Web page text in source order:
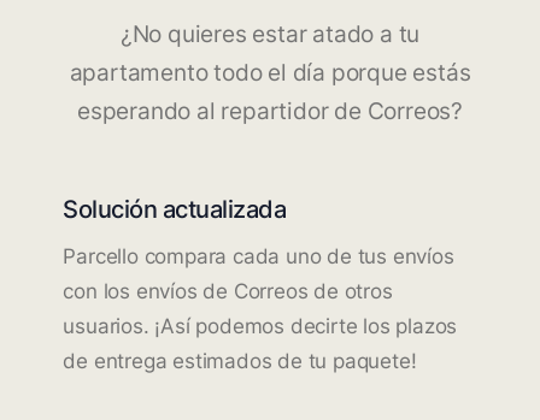
¿No quieres estar atado a tu
apartamento todo el día porque estás
esperando al repartidor de Correos?
Solución actualizada
Parcello compara cada uno de tus envíos
con los envíos de Correos de otros
usuarios. ¡Así podemos decirte los plazos
de entrega estimados de tu paquete!